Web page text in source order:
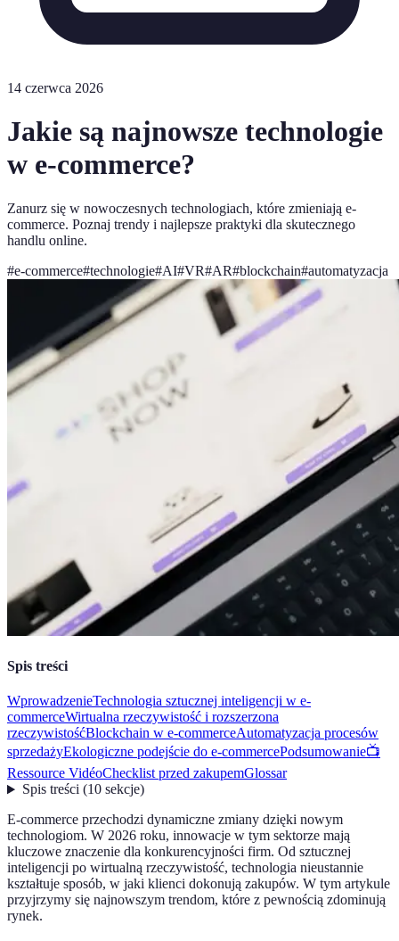
14 czerwca 2026
Jakie są najnowsze technologie
w e-commerce?
Zanurz się w nowoczesnych technologiach, które zmieniają e-
commerce. Poznaj trendy i najlepsze praktyki dla skutecznego
handlu online.
#e-commerce#technologie#AI#VR#AR#blockchain#automatyzacja
Spis treści
WprowadzenieTechnologia sztucznej inteligencji w e-
commerceWirtualna rzeczywistość i rozszerzona
rzeczywistośćBlockchain w e-commerceAutomatyzacja procesów
sprzedażyEkologiczne podejście do e-commercePodsumowanie📺
Ressource VidéoChecklist przed zakupemGlossar
Spis treści(10 sekcje)
E-commerce przechodzi dynamiczne zmiany dzięki nowym
technologiom. W 2026 roku, innowacje w tym sektorze mają
kluczowe znaczenie dla konkurencyjności firm. Od sztucznej
inteligencji po wirtualną rzeczywistość, technologia nieustannie
kształtuje sposób, w jaki klienci dokonują zakupów. W tym artykule
przyjrzymy się najnowszym trendom, które z pewnością zdominują
rynek.